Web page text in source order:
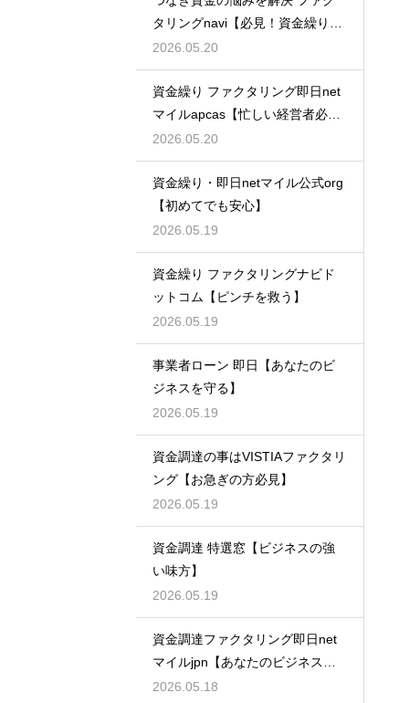
タリングnavi【必見！資金繰り対
策】
2026.05.20
資金繰り ファクタリング即日net
マイルapcas【忙しい経営者必
見】
2026.05.20
資金繰り・即日netマイル公式org
【初めてでも安心】
2026.05.19
資金繰り ファクタリングナビド
ットコム【ピンチを救う】
2026.05.19
事業者ローン 即日【あなたのビ
ジネスを守る】
2026.05.19
資金調達の事はVISTIAファクタリ
ング【お急ぎの方必見】
2026.05.19
資金調達 特選窓【ビジネスの強
い味方】
2026.05.19
資金調達ファクタリング即日net
マイルjpn【あなたのビジネスを
支える】
2026.05.18